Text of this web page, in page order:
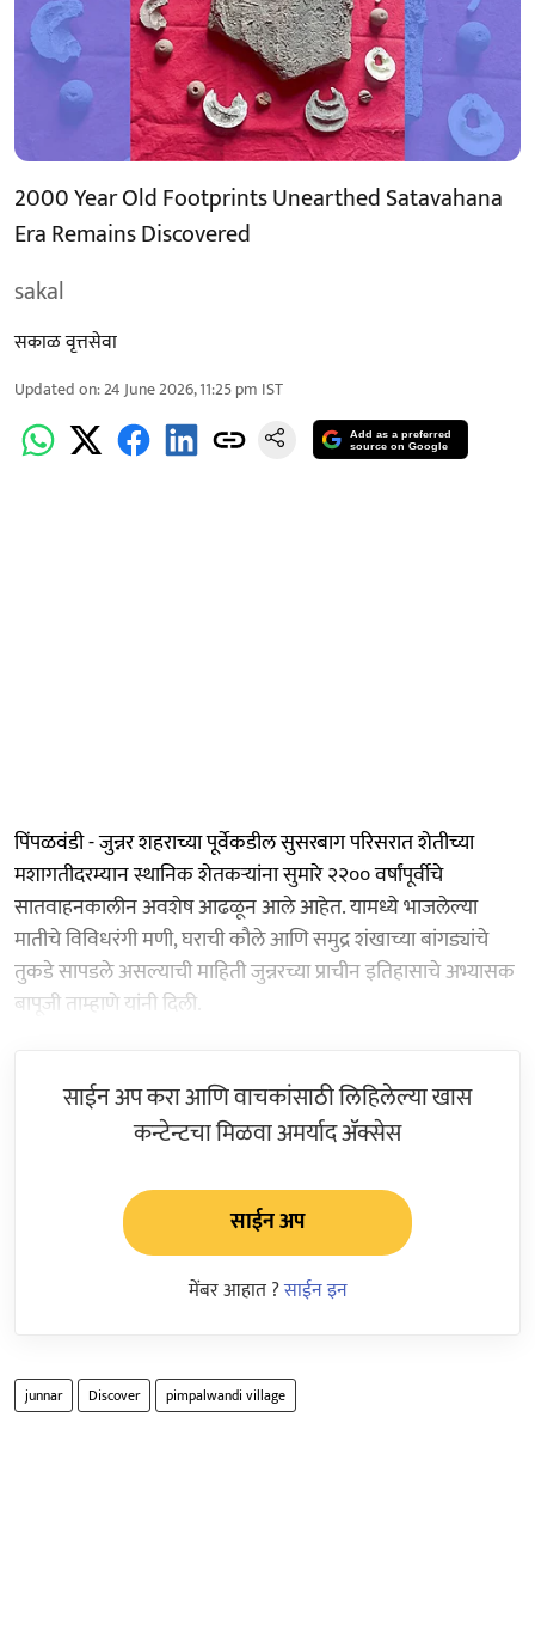
2000 Year Old Footprints Unearthed Satavahana
Era Remains Discovered
sakal
सकाळ वृत्तसेवा
Updated on:24 June 2026, 11:25 pm IST
Add as a preferred
source on Google
पिंपळवंडी - जुन्नर शहराच्या पूर्वेकडील सुसरबाग परिसरात शेतीच्या
मशागतीदरम्यान स्थानिक शेतकऱ्यांना सुमारे २२०० वर्षांपूर्वीचे
सातवाहनकालीन अवशेष आढळून आले आहेत. यामध्ये भाजलेल्या
मातीचे विविधरंगी मणी, घराची कौले आणि समुद्र शंखाच्या बांगड्यांचे
तुकडे सापडले असल्याची माहिती जुन्नरच्या प्राचीन इतिहासाचे अभ्यासक
बापूजी ताम्हाणे यांनी दिली.
साईन अप करा आणि वाचकांसाठी लिहिलेल्या खास
कन्टेन्टचा मिळवा अमर्याद ॲक्सेस
साईन अप
मेंबर आहात ?साईन इन
junnar Discover pimpalwandi village